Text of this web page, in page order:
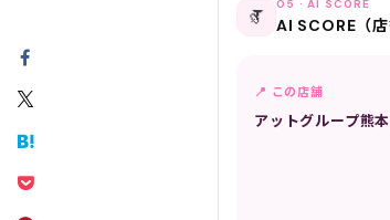
📡 05 · AI SCORE
AI SCORE（店
📍 この店舗
アットグループ熊